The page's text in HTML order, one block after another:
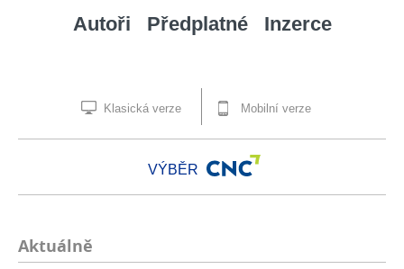
Autoři Předplatné Inzerce
Klasická verze Mobilní verze
VÝBĚR
Aktuálně